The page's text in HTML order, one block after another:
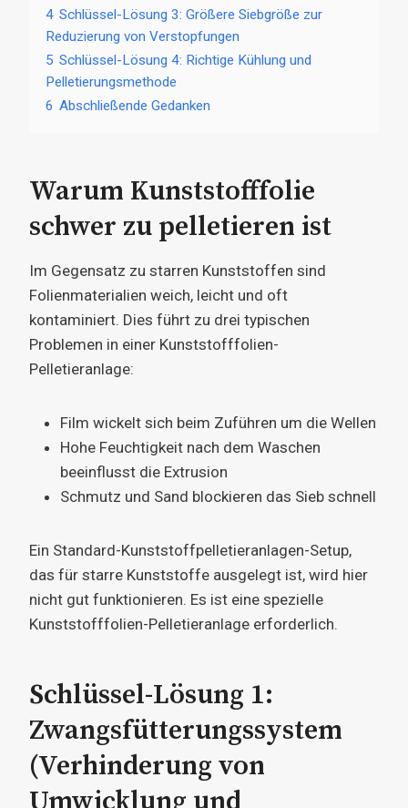
4 Schlüssel-Lösung 3: Größere Siebgröße zur
Reduzierung von Verstopfungen
5 Schlüssel-Lösung 4: Richtige Kühlung und
Pelletierungsmethode
6 Abschließende Gedanken
Warum Kunststofffolie
schwer zu pelletieren ist
Im Gegensatz zu starren Kunststoffen sind
Folienmaterialien weich, leicht und oft
kontaminiert. Dies führt zu drei typischen
Problemen in einer Kunststofffolien-
Pelletieranlage:
Film wickelt sich beim Zuführen um die Wellen
Hohe Feuchtigkeit nach dem Waschen
beeinflusst die Extrusion
Schmutz und Sand blockieren das Sieb schnell
Ein Standard-Kunststoffpelletieranlagen-Setup,
das für starre Kunststoffe ausgelegt ist, wird hier
nicht gut funktionieren. Es ist eine spezielle
Kunststofffolien-Pelletieranlage erforderlich.
Schlüssel-Lösung 1:
Zwangsfütterungssystem
(Verhinderung von